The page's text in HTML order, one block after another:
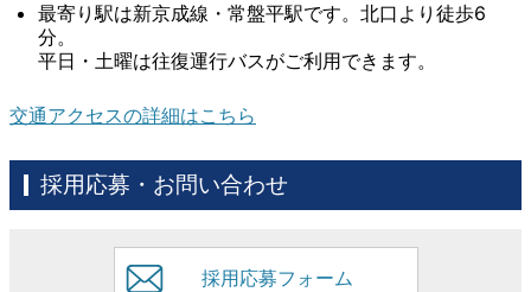
最寄り駅は新京成線・常盤平駅です。北口より徒歩6
分。
平日・土曜は往復運行バスがご利用できます。
交通アクセスの詳細はこちら
採用応募・お問い合わせ
採用応募フォーム